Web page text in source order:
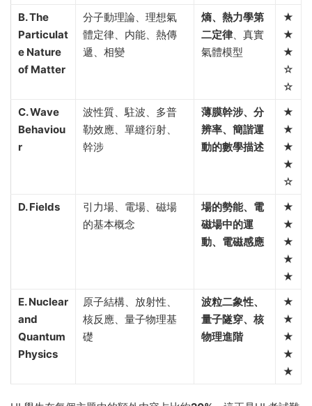
B. The
Particulat
e Nature
of Matter
分子動理論、理想氣
體定律、内能、熱傳
遞、相變
熵、熱力學第
二定律、真實
氣體模型
★
★
★
☆
☆
C. Wave
Behaviou
r
波性質、駐波、多普
勒效應、單縫衍射、
幹涉
薄膜幹涉、分
辨率、簡諧運
動的數學描述
★
★
★
★
☆
D. Fields
引力場、電場、磁場
的基本概念
場的勢能、電
磁場中的運
動、電磁感應
★
★
★
★
★
E. Nuclear
and
Quantum
Physics
原子結構、放射性、
核反應、量子物理基
礎
波粒二象性、
量子隧穿、核
物理進階
★
★
★
★
★